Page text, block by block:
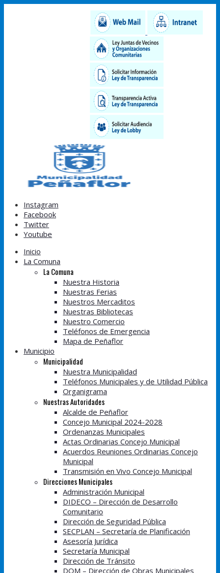
Instagram
Facebook
Twitter
Youtube
Inicio
La Comuna
La Comuna
Nuestra Historia
Nuestras Ferias
Nuestros Mercaditos
Nuestras Bibliotecas
Nuestro Comercio
Teléfonos de Emergencia
Mapa de Peñaflor
Municipio
Municipalidad
Nuestra Municipalidad
Teléfonos Municipales y de Utilidad Pública
Organigrama
Nuestras Autoridades
Alcalde de Peñaflor
Concejo Municipal 2024-2028
Ordenanzas Municipales
Actas Ordinarias Concejo Municipal
Acuerdos Reuniones Ordinarias Concejo
Municipal
Transmisión en Vivo Concejo Municipal
Direcciones Municipales
Administración Municipal
DIDECO – Dirección de Desarrollo
Comunitario
Dirección de Seguridad Pública
SECPLAN – Secretaría de Planificación
Asesoría Jurídica
Secretaría Municipal
Dirección de Tránsito
DOM – Dirección de Obras Municipales